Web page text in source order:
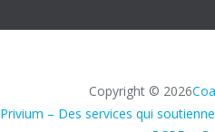
Copyright © 2026
Privium – Des services qui